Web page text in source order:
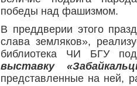
победы над фашизмом.
В преддверии этого
слава земляков»,
библиотека ЧИ БГУ
выставку
представленные на ней,